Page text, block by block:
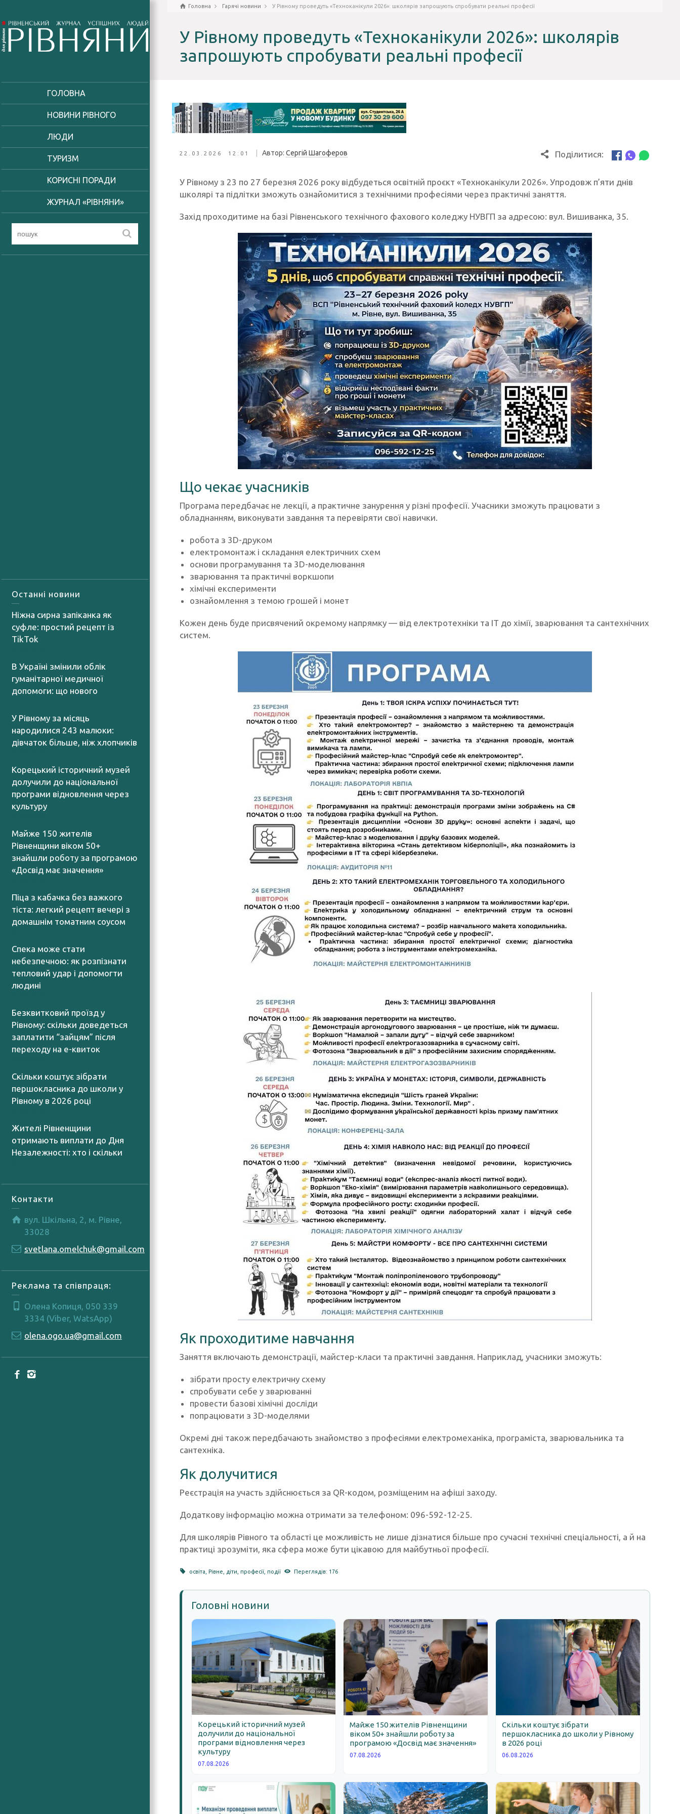
ГОЛОВНА
НОВИНИ РІВНОГО
ЛЮДИ
ТУРИЗМ
КОРИСНІ ПОРАДИ
ЖУРНАЛ «РІВНЯНИ»
Останні новини
Ніжна сирна запіканка як
суфле: простий рецепт із
TikTok
В Україні змінили облік
гуманітарної медичної
допомоги: що нового
У Рівному за місяць
народилися 243 малюки:
дівчаток більше, ніж хлопчиків
Корецький історичний музей
долучили до національної
програми відновлення через
культуру
Майже 150 жителів
Рівненщини віком 50+
знайшли роботу за програмою
«Досвід має значення»
Піца з кабачка без важкого
тіста: легкий рецепт вечері з
домашнім томатним соусом
Спека може стати
небезпечною: як розпізнати
тепловий удар і допомогти
людині
Безквитковий проїзд у
Рівному: скільки доведеться
заплатити “зайцям” після
переходу на е-квиток
Скільки коштує зібрати
першокласника до школи у
Рівному в 2026 році
Жителі Рівненщини
отримають виплати до Дня
Незалежності: хто і скільки
Контакти
вул. Шкільна, 2, м. Рівне,
33028
svetlana.omelchuk@gmail.com
Реклама та співпраця:
Олена Копиця, 050 339
3334 (Viber, WatsApp)
olena.ogo.ua@gmail.com
Головна Гарячі новини У Рівному проведуть «Техноканікули 2026»: школярів запрошують спробувати реальні професії
У Рівному проведуть «Техноканікули 2026»: школярів
запрошують спробувати реальні професії
22.03.2026 12:01 Автор: Сергій Шагоферов Поділитися:
У Рівному з 23 по 27 березня 2026 року відбудеться освітній проєкт «Техноканікули 2026». Упродовж п’яти днів
школярі та підлітки зможуть ознайомитися з технічними професіями через практичні заняття.
Захід проходитиме на базі Рівненського технічного фахового коледжу НУВГП за адресою: вул. Вишиванка, 35.
Що чекає учасників
Програма передбачає не лекції, а практичне занурення у різні професії. Учасники зможуть працювати з
обладнанням, виконувати завдання та перевіряти свої навички.
робота з 3D-друком
електромонтаж і складання електричних схем
основи програмування та 3D-моделювання
зварювання та практичні воркшопи
хімічні експерименти
ознайомлення з темою грошей і монет
Кожен день буде присвячений окремому напрямку — від електротехніки та IT до хімії, зварювання та сантехнічних
систем.
Як проходитиме навчання
Заняття включають демонстрації, майстер-класи та практичні завдання. Наприклад, учасники зможуть:
зібрати просту електричну схему
спробувати себе у зварюванні
провести базові хімічні досліди
попрацювати з 3D-моделями
Окремі дні також передбачають знайомство з професіями електромеханіка, програміста, зварювальника та
сантехніка.
Як долучитися
Реєстрація на участь здійснюється за QR-кодом, розміщеним на афіші заходу.
Додаткову інформацію можна отримати за телефоном: 096-592-12-25.
Для школярів Рівного та області це можливість не лише дізнатися більше про сучасні технічні спеціальності, а й на
практиці зрозуміти, яка сфера може бути цікавою для майбутньої професії.
освіта ,Рівне діти ,професії ,події Переглядів: 176
Головні новини
Корецький історичний музей
долучили до національної
програми відновлення через
культуру
07.08.2026
Майже 150 жителів Рівненщини
віком 50+ знайшли роботу за
програмою «Досвід має значення»
07.08.2026
Скільки коштує зібрати
першокласника до школи у Рівному
в 2026 році
06.08.2026